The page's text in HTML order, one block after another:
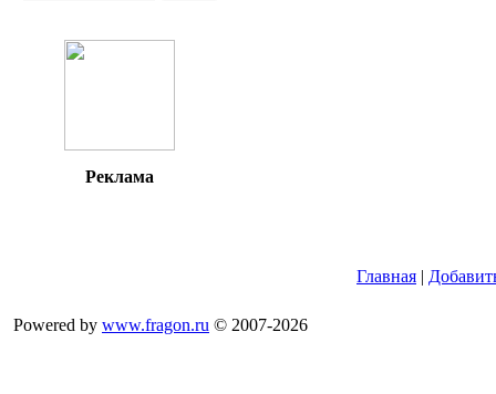
Реклама
Главная |
Powered by www.fragon.ru © 2007-2026